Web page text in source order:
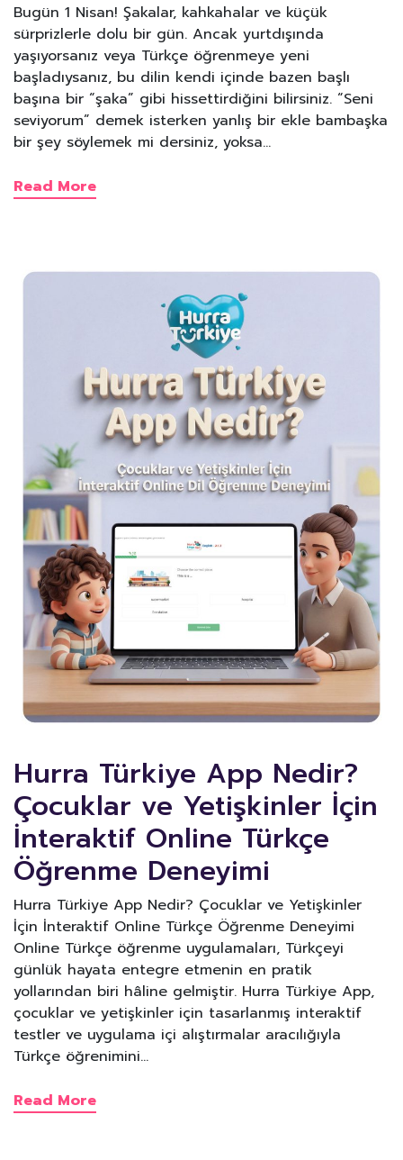
Bugün 1 Nisan! Şakalar, kahkahalar ve küçük
sürprizlerle dolu bir gün. Ancak yurtdışında
yaşıyorsanız veya Türkçe öğrenmeye yeni
başladıysanız, bu dilin kendi içinde bazen başlı
başına bir “şaka” gibi hissettirdiğini bilirsiniz. “Seni
seviyorum” demek isterken yanlış bir ekle bambaşka
bir şey söylemek mi dersiniz, yoksa…
Read More
Hurra Türkiye App Nedir?
Çocuklar ve Yetişkinler İçin
İnteraktif Online Türkçe
Öğrenme Deneyimi
Hurra Türkiye App Nedir? Çocuklar ve Yetişkinler
İçin İnteraktif Online Türkçe Öğrenme Deneyimi
Online Türkçe öğrenme uygulamaları, Türkçeyi
günlük hayata entegre etmenin en pratik
yollarından biri hâline gelmiştir. Hurra Türkiye App,
çocuklar ve yetişkinler için tasarlanmış interaktif
testler ve uygulama içi alıştırmalar aracılığıyla
Türkçe öğrenimini…
Read More